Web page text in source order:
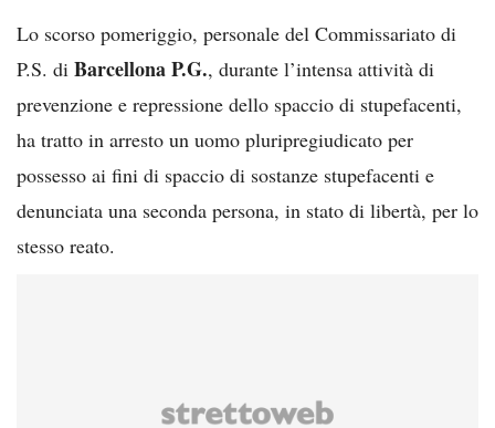
Lo scorso pomeriggio, personale del Commissariato di
P.S. di Barcellona P.G., durante l’intensa attività di
prevenzione e repressione dello spaccio di stupefacenti,
ha tratto in arresto un uomo pluripregiudicato per
possesso ai fini di spaccio di sostanze stupefacenti e
denunciata una seconda persona, in stato di libertà, per lo
stesso reato.